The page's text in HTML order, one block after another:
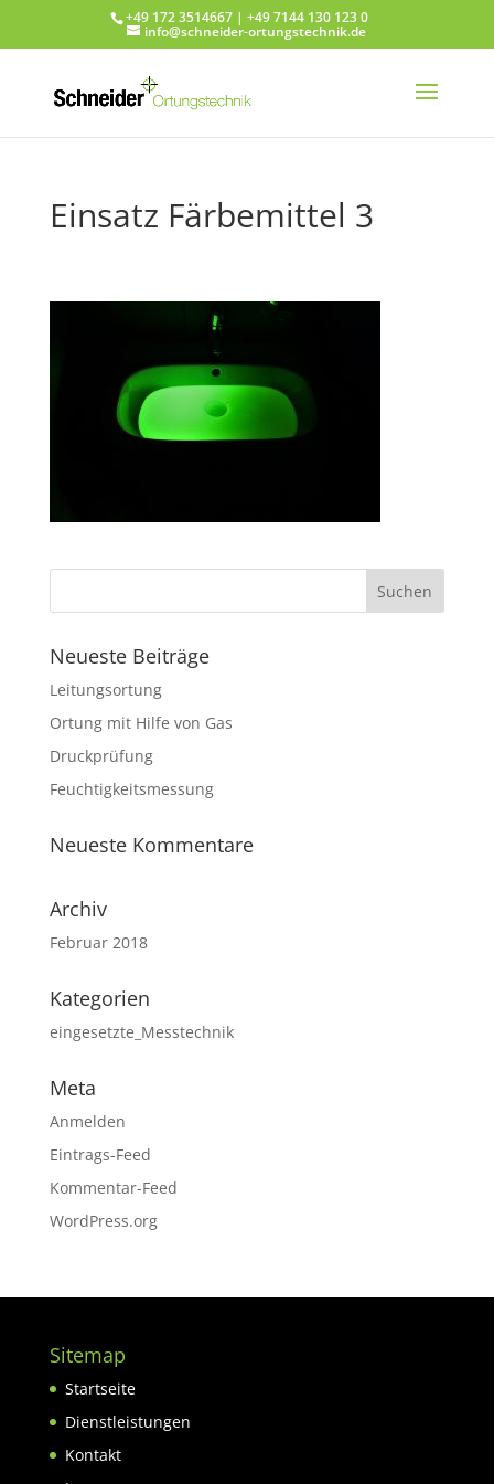
+49 172 3514667 | +49 7144 130 123 0
info@schneider-ortungstechnik.de
Einsatz Färbemittel 3
Neueste Beiträge
Leitungsortung
Ortung mit Hilfe von Gas
Druckprüfung
Feuchtigkeitsmessung
Neueste Kommentare
Archiv
Februar 2018
Kategorien
eingesetzte_Messtechnik
Meta
Anmelden
Eintrags-Feed
Kommentar-Feed
WordPress.org
Sitemap
Startseite
Dienstleistungen
Kontakt